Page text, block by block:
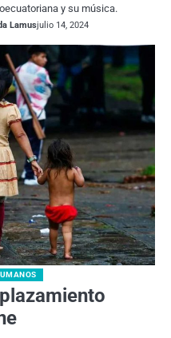
y su música.
Lamusjulio 14, 2024